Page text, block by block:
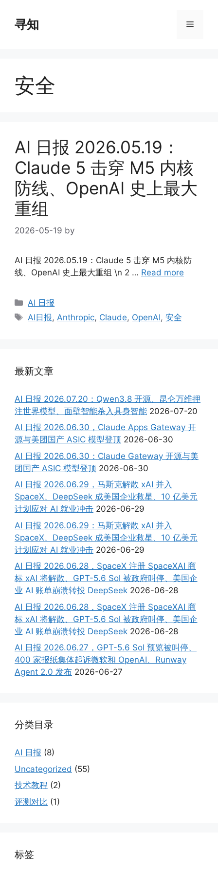
content
寻知 Menu
安全
AI 日报 2026.05.19：
Claude 5 击穿 M5 内核
防线、OpenAI 史上最大
重组
2026-05-19 by
AI 日报 2026.05.19：Claude 5 击穿 M5 内核防
线、OpenAI 史上最大重组 \n 2 … Read more
Categories
AI 日报
Tags
AI日报, Anthropic, Claude, OpenAI,安全
最新文章
AI 日报 2026.07.20：Qwen3.8 开源、昆仑万维押
注世界模型、面壁智能杀入具身智能 2026-07-20
AI 日报 2026.06.30，Claude Apps Gateway 开
源与美团国产 ASIC 模型登顶 2026-06-30
AI 日报 2026.06.30：Claude Gateway 开源与美
团国产 ASIC 模型登顶 2026-06-30
AI 日报 2026.06.29，马斯克解散 xAI 并入
SpaceX、DeepSeek 成美国企业救星、10 亿美元
计划应对 AI 就业冲击 2026-06-29
AI 日报 2026.06.29：马斯克解散 xAI 并入
SpaceX、DeepSeek 成美国企业救星、10 亿美元
计划应对 AI 就业冲击 2026-06-29
AI 日报 2026.06.28，SpaceX 注册 SpaceXAI 商
标 xAI 将解散、GPT-5.6 Sol 被政府叫停、美国企
业 AI 账单崩溃转投 DeepSeek 2026-06-28
AI 日报 2026.06.28，SpaceX 注册 SpaceXAI 商
标 xAI 将解散、GPT-5.6 Sol 被政府叫停、美国企
业 AI 账单崩溃转投 DeepSeek 2026-06-28
AI 日报 2026.06.27，GPT-5.6 Sol 预览被叫停、
400 家报纸集体起诉微软和 OpenAI、Runway
Agent 2.0 发布 2026-06-27
分类目录
AI 日报 (8)
Uncategorized (55)
技术教程 (2)
评测对比 (1)
标签